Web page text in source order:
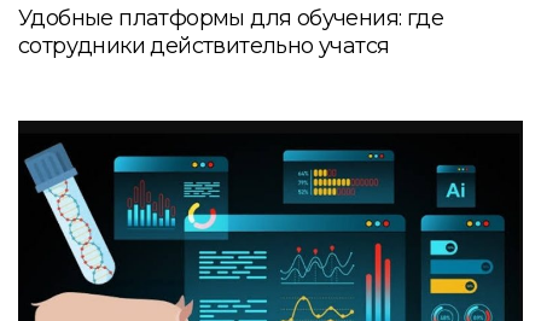
Удобные платформы для обучения: где
сотрудники действительно учатся